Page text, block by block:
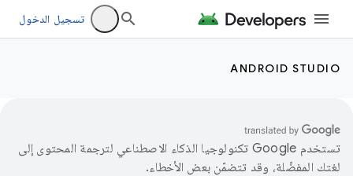
تسجيل الدخول
ANDROID STUDIO
تستخدم Google تكنولوجيا الذكاء الاصطناعي لترجمة المحتوى إلى
لغتك المفضّلة، وقد تتضمّن بعض الأخطاء.